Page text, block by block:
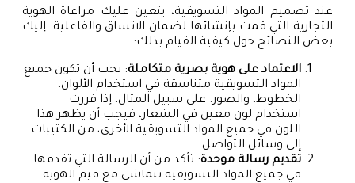
عند تصميم المواد التسويقية، يتعين عليك مراعاة الهوية
التجارية التي قمت بإنشائها لضمان الاتساق والفاعلية. إليك
بعض النصائح حول كيفية القيام بذلك:
الاعتماد على هوية بصرية متكاملة: يجب أن تكون جميع
المواد التسويقية متناسقة في استخدام الألوان،
الخطوط، والصور. على سبيل المثال، إذا قررت
استخدام لون معين في الشعار، فيجب أن يظهر هذا
اللون في جميع المواد التسويقية الأخرى، من الكتيبات
إلى وسائل التواصل.
تقديم رسالة موحدة: تأكد من أن الرسالة التي تقدمها
في جميع المواد التسويقية تتماشى مع قيم الهوية